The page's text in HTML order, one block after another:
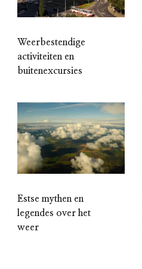
Weerbestendige
activiteiten en
buitenexcursies
Estse mythen en
legendes over het
weer